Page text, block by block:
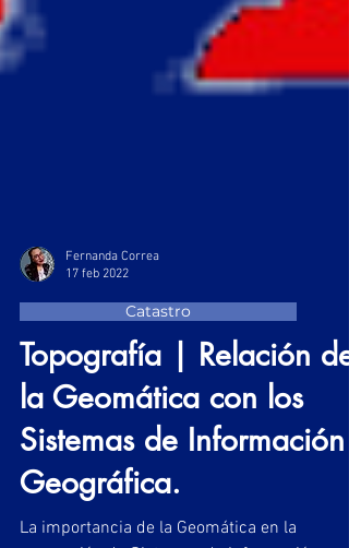
Fernanda Correa
17 feb 2022
Catastro
Topografía | Relación de
la Geomática con los
Sistemas de Información